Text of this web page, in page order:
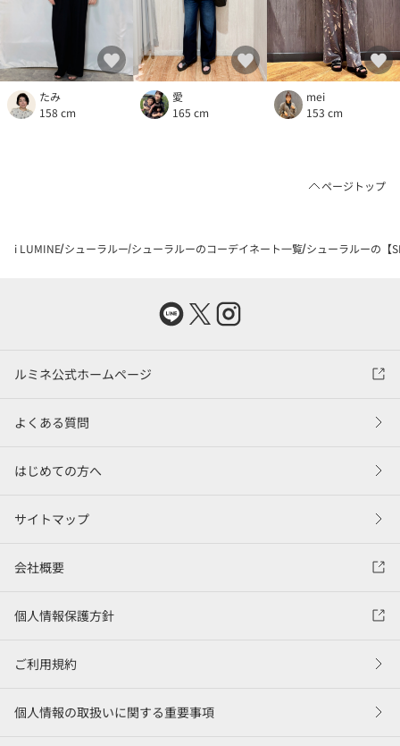
たみ
158 cm
愛
165 cm
mei
153 cm
ページトップ
i LUMINE シューラルー シューラルーのコーデイネート一覧 シューラルーの【
ルミネ公式ホームページ
よくある質問
はじめての方へ
サイトマップ
会社概要
個人情報保護方針
ご利用規約
個人情報の取扱いに関する重要事項